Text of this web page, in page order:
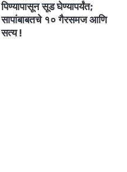
पिण्यापासून सूड घेण्यापर्यंत;
सापांबाबतचे १० गैरसमज आणि
सत्य !